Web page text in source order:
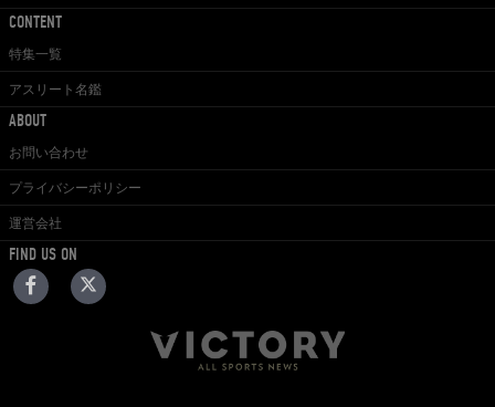
CONTENT
特集一覧
アスリート名鑑
ABOUT
お問い合わせ
プライバシーポリシー
運営会社
FIND US ON